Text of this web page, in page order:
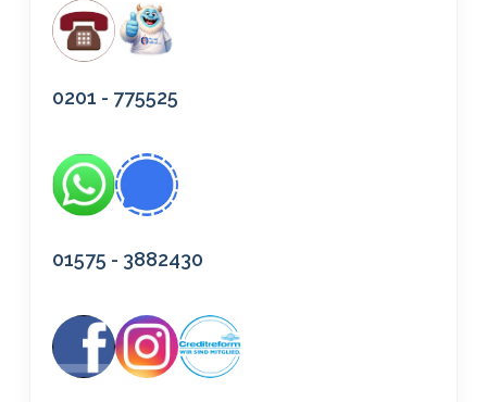
0201 - 775525
01575 - 3882430